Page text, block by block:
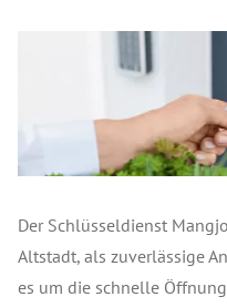
Der Schlüsseldienst
Altstadt, als zuverlässige
es um die schnelle